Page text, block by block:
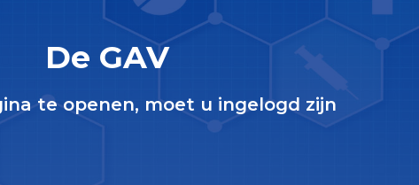
De GAV
te openen, moet u ingelogd zijn